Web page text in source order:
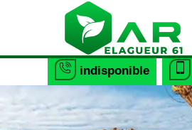
indisponible